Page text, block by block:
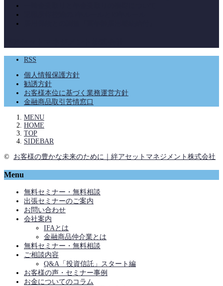
RSS
個人情報保護方針
勧誘方針
お客様本位に基づく業務運営方針
金融商品取引苦情窓口
MENU
HOME
TOP
SIDEBAR
© お客様の豊かな未来のために｜絆アセットマネジメント株式会社
Menu
無料セミナー・無料相談
出張セミナーのご案内
お問い合わせ
会社案内
IFAとは
金融商品仲介業とは
無料セミナー・無料相談
ご相談内容
Q&A「投資信託」スタート編
お客様の声・セミナー事例
お金についてのコラム